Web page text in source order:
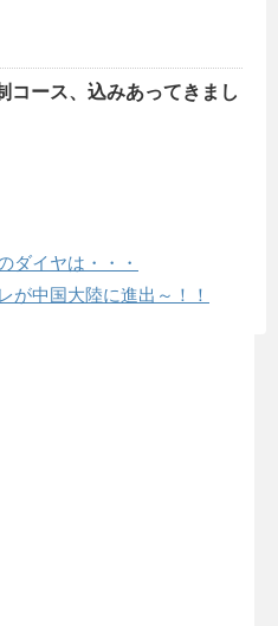
コース、込みあってきまし
ダイヤは・・・
が中国大陸に進出～！！